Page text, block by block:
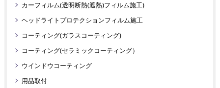
カーフィルム(透明断熱(遮熱)フィルム施工)
ヘッドライトプロテクションフィルム施工
コーティング(ガラスコーティング)
コーティング(セラミックコーティング）
ウインドウコーティング
用品取付